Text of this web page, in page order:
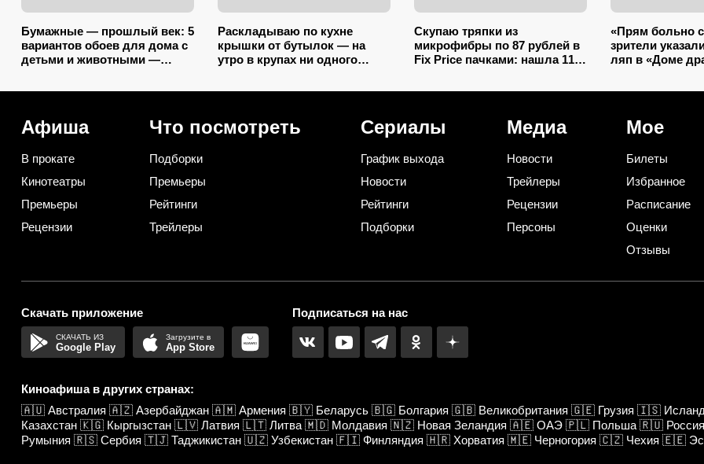
Бумажные — прошлый век: 5
вариантов обоев для дома с
детьми и животными —
Раскладываю по кухне
крышки от бутылок — на
утро в крупах ни одного
Скупаю тряпки из
микрофибры по 87 рублей в
Fix Price пачками: нашла 11+
«Прям больно
зрители
ляп в «Доме
Афиша
В прокате
Кинотеатры
Премьеры
Рецензии
Что посмотреть
Подборки
Премьеры
Рейтинги
Трейлеры
Сериалы
График выхода
Новости
Рейтинги
Подборки
Медиа
Новости
Трейлеры
Рецензии
Персоны
Мое
Билеты
Избранное
Расписание
Оценки
Отзывы
Скачать приложение
Google Play App Store
Подписаться на нас
Киноафиша в других странах:
🇦🇺 Австралия 🇦🇿 Азербайджан 🇦🇲 Армения 🇧🇾 Беларусь 🇧🇬 Болгария 🇬🇧 Великобритания 🇬🇪 Грузия 🇮🇸
Казахстан 🇰🇬 Кыргызстан 🇱🇻 Латвия 🇱🇹 Литва 🇲🇩 Молдавия 🇳🇿 Новая Зеландия 🇦🇪 ОАЭ 🇵🇱 Польша 🇷🇺 Россия
Румыния 🇷🇸 Сербия 🇹🇯 Таджикистан 🇺🇿 Узбекистан 🇫🇮 Финляндия 🇭🇷 Хорватия 🇲🇪 Черногория 🇨🇿 Чехия 🇪🇪